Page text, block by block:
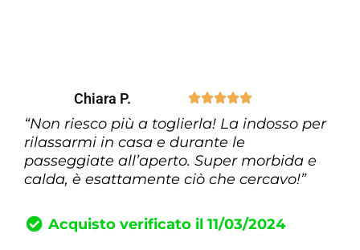
Chiara P. 
“Non riesco più a toglierla! La indosso per
rilassarmi in casa e durante le
passeggiate all’aperto. Super morbida e
calda, è esattamente ciò che cercavo!”
Acquisto verificato il 11/03/2024